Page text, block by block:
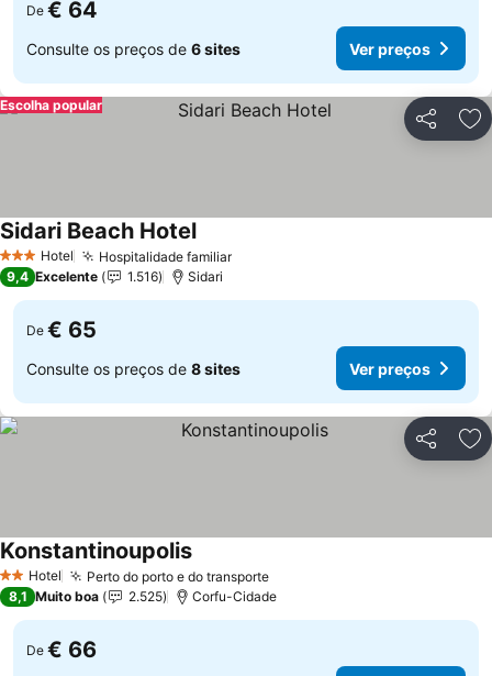
De € 64
Consulte os preços de 6 sites Ver preços
Partilhar
Escolha popular
3 EstrelasHotel Hospitalidade familiar
Sidari Beach Hotel
9,4 Excelente 1.516 Sidari
De € 65
Consulte os preços de 8 sites Ver preços
Partilhar
2 Estrelas
Hotel Perto do porto e do transporte
Konstantinoupolis
8,1 Muito boa 2.525 Corfu-Cidade
De € 66